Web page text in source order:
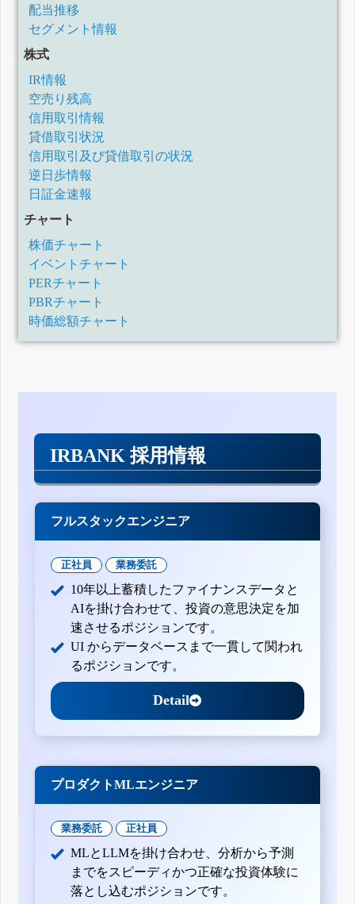
配当推移
セグメント情報
株式
IR情報
空売り残高
信用取引情報
貸借取引状況
信用取引及び貸借取引の状況
逆日歩情報
日証金速報
チャート
株価チャート
イベントチャート
PERチャート
PBRチャート
時価総額チャート
IRBANK 採用情報
フルスタックエンジニア
正社員 業務委託
10年以上蓄積したファイナンスデータと
AIを掛け合わせて、投資の意思決定を加
速させるポジションです。
UI からデータベースまで一貫して関われ
るポジションです。
Detail
プロダクトMLエンジニア
業務委託 正社員
MLとLLMを掛け合わせ、分析から予測
までをスピーディかつ正確な投資体験に
落とし込むポジションです。